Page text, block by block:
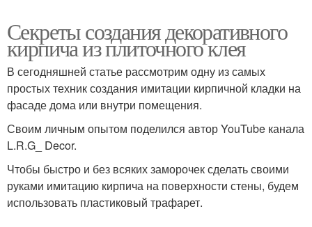
Секреты создания декоративного
кирпича из плиточного клея
В сегодняшней статье рассмотрим одну из самых
простых техник создания имитации кирпичной кладки на
фасаде дома или внутри помещения.
Своим личным опытом поделился автор YouTube канала
L.R.G_ Decor.
Чтобы быстро и без всяких заморочек сделать своими
руками имитацию кирпича на поверхности стены, будем
использовать пластиковый трафарет.